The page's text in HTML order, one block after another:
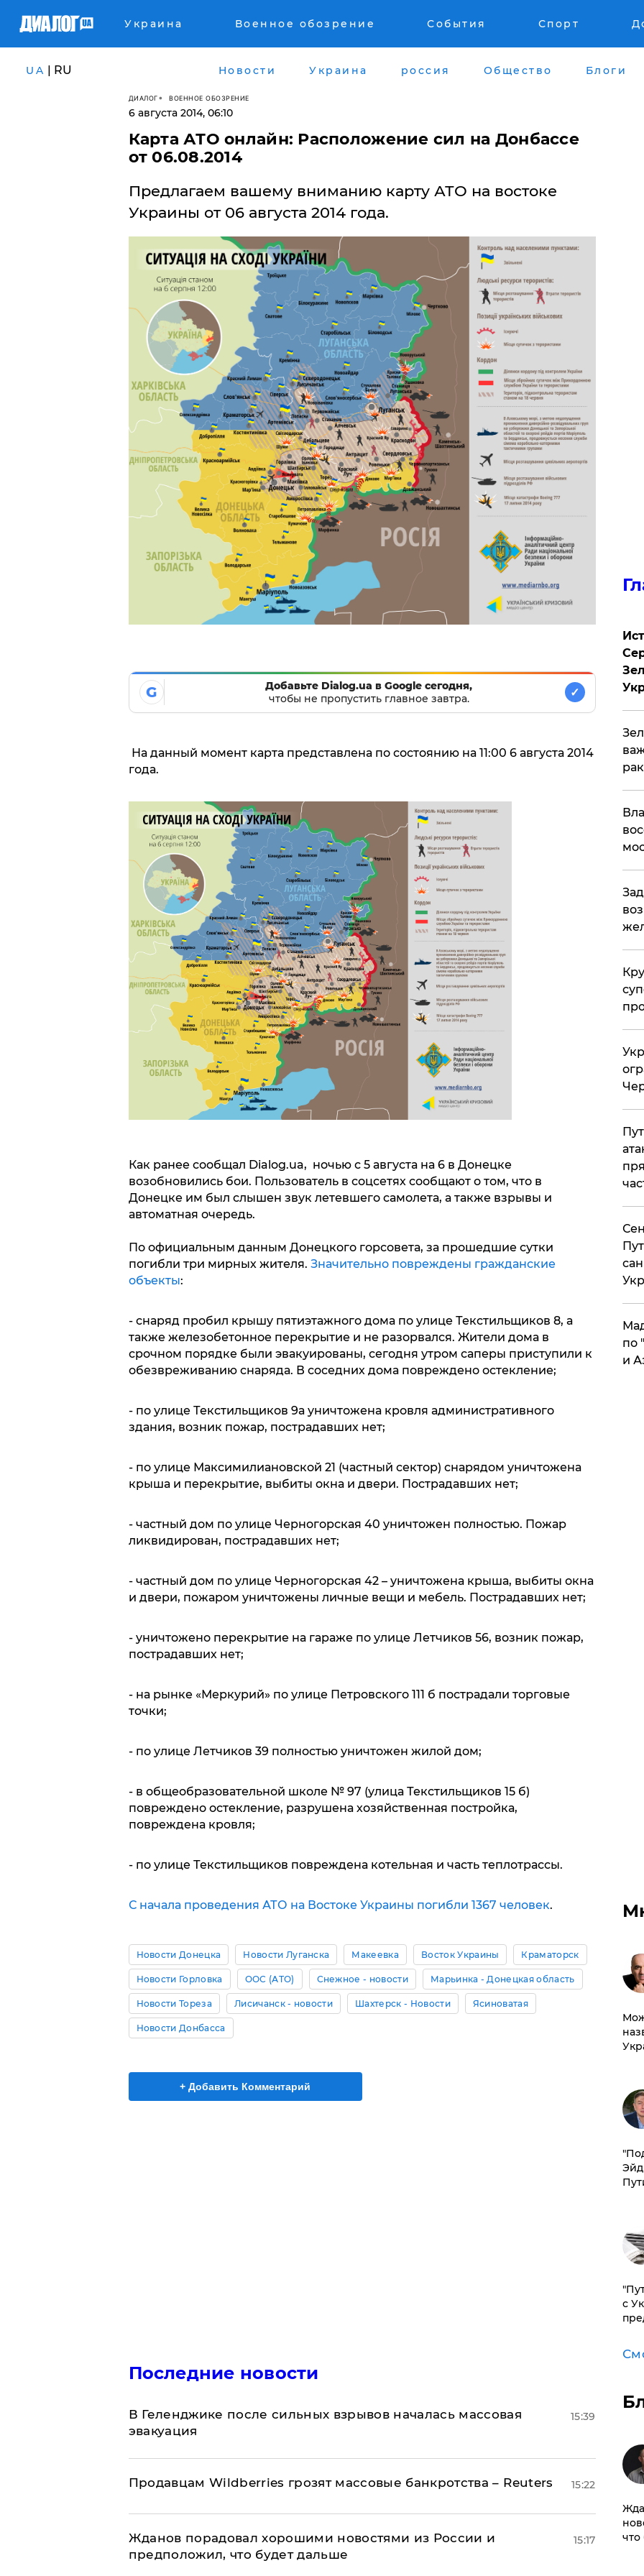
Украина Военное обозрение События Спорт
UA | RU Новости Украина россия Общество Блоги
ДИАЛОГ ВОЕННОЕ ОБОЗРЕНИЕ
6 августа 2014, 06:10
Карта АТО онлайн: Расположение сил на Донбассе
от 06.08.2014
Предлагаем вашему вниманию карту АТО на востоке
Украины от 06 августа 2014 года.
G
Добавьте Dialog.ua в Google сегодня,
чтобы не пропустить главное завтра.
✓
На данный момент карта представлена по состоянию на 11:00 6 августа 2014
года.
Как ранее сообщал Dialog.ua, ночью с 5 августа на 6 в Донецке
возобновились бои. Пользователь в соцсетях сообщают о том, что в
Донецке им был слышен звук летевшего самолета, а также взрывы и
автоматная очередь.
По официальным данным Донецкого горсовета, за прошедшие сутки
погибли три мирных жителя. Значительно повреждены гражданские
объекты:
- снаряд пробил крышу пятиэтажного дома по улице Текстильщиков 8, а
также железобетонное перекрытие и не разорвался. Жители дома в
срочном порядке были эвакуированы, сегодня утром саперы приступили к
обезвреживанию снаряда. В соседних дома повреждено остекление;
- по улице Текстильщиков 9а уничтожена кровля административного
здания, возник пожар, пострадавших нет;
- по улице Максимилиановской 21 (частный сектор) снарядом уничтожена
крыша и перекрытие, выбиты окна и двери. Пострадавших нет;
- частный дом по улице Черногорская 40 уничтожен полностью. Пожар
ликвидирован, пострадавших нет;
- частный дом по улице Черногорская 42 – уничтожена крыша, выбиты окна
и двери, пожаром уничтожены личные вещи и мебель. Пострадавших нет;
- уничтожено перекрытие на гараже по улице Летчиков 56, возник пожар,
пострадавших нет;
- на рынке «Меркурий» по улице Петровского 111 б пострадали торговые
точки;
- по улице Летчиков 39 полностью уничтожен жилой дом;
- в общеобразовательной школе № 97 (улица Текстильщиков 15 б)
повреждено остекление, разрушена хозяйственная постройка,
повреждена кровля;
- по улице Текстильщиков повреждена котельная и часть теплотрассы.
С начала проведения АТО на Востоке Украины погибли 1367 человек.
Новости Донецка Новости Луганска Макеевка Восток Украины Краматорск
Новости Горловка ООС (АТО) Снежное - новости Марьинка - Донецкая область
Новости Тореза Лисичанск - новости Шахтерск - Новости Ясиноватая
Новости Донбасса
+ Добавить Комментарий
Последние новости
В Геленджике после сильных взрывов началась массовая
эвакуация
15:39
Продавцам Wildberries грозят массовые банкротства – Reuters 15:22
Жданов порадовал хорошими новостями из России и
предположил, что будет дальше
15:17
по
и
с
что